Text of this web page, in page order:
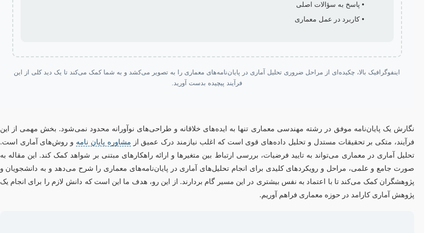
• پاسخ به سؤالات اصلی
• کاربرد در عمل معماری
اینفوگرافیک بالا، چکیده‌ای از مراحل ضروری تحلیل آماری در پایان‌نامه‌های معماری را به تصویر می‌کشد و به شما کمک می‌کند تا یک دید کلی از این
فرآیند پیچیده بدست آورید.
نگارش یک پایان‌نامه موفق در رشته مهندسی معماری تنها به ایده‌های خلاقانه و طراحی‌های نوآورانه محدود نمی‌شود. بخش مهمی از این
فرآیند، متکی بر تحقیقات مستدل و تحلیل داده‌های قوی است که اغلب نیازمند درک عمیق از مشاوره پایان نامه و روش‌های آماری است.
تحلیل آماری در معماری می‌تواند به تایید فرضیات، بررسی ارتباط بین متغیرها و ارائه راهکارهای مبتنی بر شواهد کمک کند. این مقاله به
صورت جامع و علمی، مراحل و رویکردهای کلیدی برای انجام تحلیل‌های آماری در پایان‌نامه‌های معماری را شرح می‌دهد و به دانشجویان و
پژوهشگران کمک می‌کند تا با اعتماد به نفس بیشتری در این مسیر گام بردارند. از این رو، هدف ما این است که دانش لازم را برای انجام یک
پژوهش آماری کارامد در حوزه معماری فراهم آوریم.